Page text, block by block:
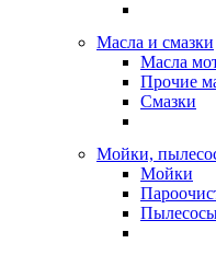
Масла и смазки
Масла
Прочие
Смазки
Мойки,
Мойки